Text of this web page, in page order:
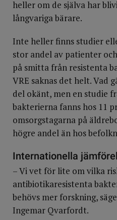
heller om de själva har
långvariga bärare.
Inte heller finns studier
stor andel av patienter
på smitta från resistenta
VRE saknas det helt. Vad
del okänt, men en studie
bakterierna fanns hos 11
omsorgstagarna på
högre andel än hos
Internationella
– Vi vet för lite om vilka
antibiotikaresistenta
behövs mer forskning,
Ingemar Qvarfordt.